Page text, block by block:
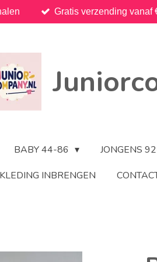
Gratis verzending vanaf
BABY 44-86 JONGENS
KLEDING INBRENGEN